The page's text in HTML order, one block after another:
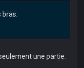
une partie.